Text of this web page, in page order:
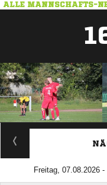
ALLE MANNSCHAFTS-
Freitag, 07.08.2026